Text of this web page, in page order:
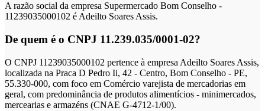
A razão social da empresa Supermercado Bom Conselho -
11239035000102 é Adeilto Soares Assis.
De quem é o CNPJ 11.239.035/0001-02?
O CNPJ 11239035000102 pertence à empresa Adeilto Soares Assis,
localizada na Praca D Pedro Ii, 42 - Centro, Bom Conselho - PE,
55.330-000, com foco em Comércio varejista de mercadorias em
geral, com predominância de produtos alimentícios - minimercados,
mercearias e armazéns (CNAE G-4712-1/00).